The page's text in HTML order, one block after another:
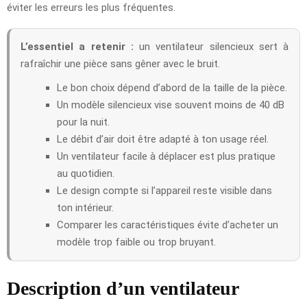
éviter les erreurs les plus fréquentes.
L’essentiel a retenir : un ventilateur silencieux sert à
rafraîchir une pièce sans gêner avec le bruit.
Le bon choix dépend d’abord de la taille de la pièce.
Un modèle silencieux vise souvent moins de 40 dB
pour la nuit.
Le débit d’air doit être adapté à ton usage réel.
Un ventilateur facile à déplacer est plus pratique
au quotidien.
Le design compte si l’appareil reste visible dans
ton intérieur.
Comparer les caractéristiques évite d’acheter un
modèle trop faible ou trop bruyant.
Description d’un ventilateur